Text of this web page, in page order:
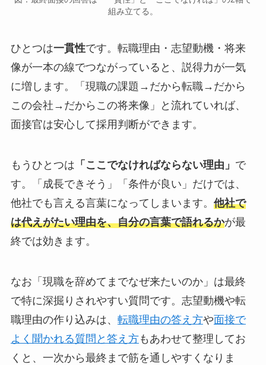
組み立てる。
ひとつは一貫性です。転職理由・志望動機・将来
像が一本の線でつながっていると、説得力が一気
に増します。「現職の課題→だから転職→だから
この会社→だからこの将来像」と流れていれば、
面接官は安心して採用判断ができます。
もうひとつは 「ここでなければならない理由」 で
す。「成長できそう」「条件が良い」だけでは、
他社でも言える言葉になってしまいます。 他社で
は代えがたい理由を、自分の言葉で語れるかが最
終では効きます。
なお「現職を辞めてまでなぜ来たいのか」は最終
で特に深掘りされやすい質問です。志望動機や転
職理由の作り込みは、 転職理由の答え方や面接で
よく聞かれる質問と答え方もあわせて整理してお
くと、一次から最終まで筋を通しやすくなりま